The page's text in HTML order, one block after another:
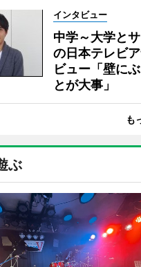
インタビュー
中学～大学と
の日本テレビ
ビュー「壁に
とが大事」
も
ぶ